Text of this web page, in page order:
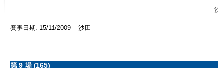
賽事日期: 15/11/2009 沙田
第 9 場 (165)